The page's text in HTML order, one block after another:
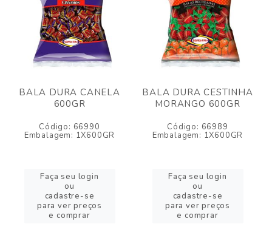
BALA DURA CANELA
600GR
Código: 66990
Embalagem: 1X600GR
Faça seu login
ou
cadastre-se
para ver preços
e comprar
BALA DURA CESTINHA
MORANGO 600GR
Código: 66989
Embalagem: 1X600GR
Faça seu login
ou
cadastre-se
para ver preços
e comprar